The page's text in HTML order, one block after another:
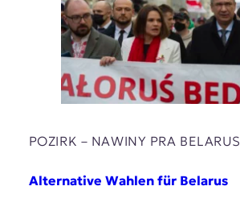
POZIRK – NAWІNY PRA BELARUS
Alternative Wahlen für Belarus